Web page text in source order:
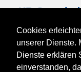
Cookies
unserer Dienste.
Dienste erklären
einverstanden,
KB
FAQ
Foren-Übersicht